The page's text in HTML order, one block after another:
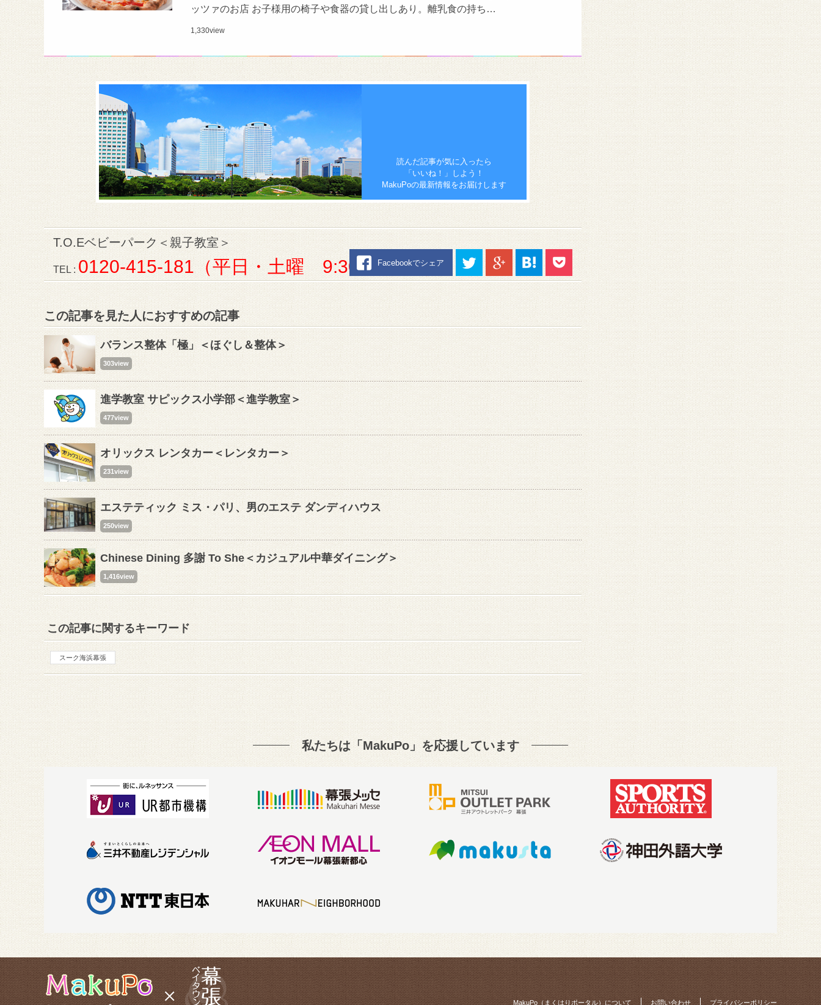
ッツァのお店 お子様用の椅子や食器の貸し出しあり。離乳食の持ち…
1,330view
読んだ記事が気に入ったら
「いいね！」しよう！
MakuPoの最新情報をお届けします
T.O.Eベビーパーク＜親子教室＞
TEL : 0120-415-181（平日・土曜 9:30～17:00）
Facebookでシェア
この記事を見た人におすすめの記事
バランス整体「極」＜ほぐし＆整体＞
303view
進学教室 サピックス小学部＜進学教室＞
477view
オリックス レンタカー＜レンタカー＞
231view
エステティック ミス・パリ、男のエステ ダンディハウス
250view
Chinese Dining 多謝 To She＜カジュアル中華ダイニング＞
1,416view
この記事に関するキーワード
スーク海浜幕張
私たちは「MakuPo」を応援しています
MakuPo（まくはりポータル）について お問い合わせ プライバシーポリシー